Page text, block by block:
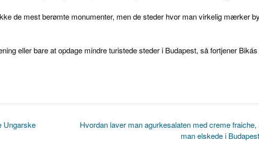
de mest berømte monumenter, men de steder hvor man virkelig mærker
eller bare at opdage mindre turistede steder i Budapest, så fortjener Bikás
Hvordan laver man agurkesalaten med creme
man elskede i
Ungarske